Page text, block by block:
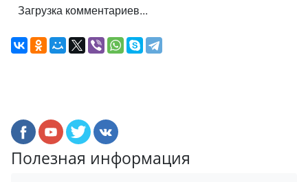
Загрузка комментариев...
Полезная информация